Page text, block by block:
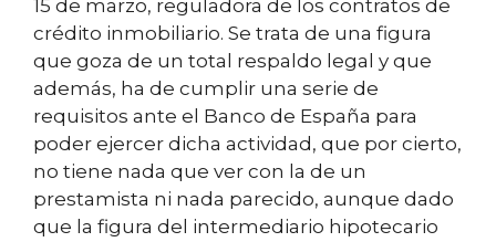
15 de marzo, reguladora de los contratos de
crédito inmobiliario. Se trata de una figura
que goza de un total respaldo legal y que
además, ha de cumplir una serie de
requisitos ante el Banco de España para
poder ejercer dicha actividad, que por cierto,
no tiene nada que ver con la de un
prestamista ni nada parecido, aunque dado
que la figura del intermediario hipotecario